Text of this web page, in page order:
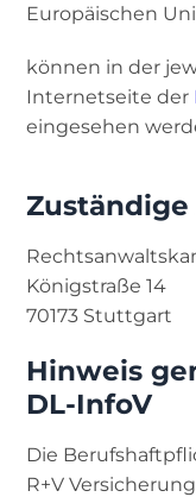
Europäischen
können in der
Internetseite der
eingesehen
Königstraße 14
70173 Stuttgart
Hinweis
DL-InfoV
Die
R+V